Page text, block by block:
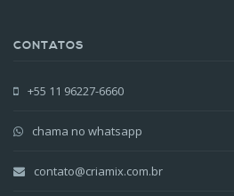
CONTATOS
+55 11 96227-6660
chama no whatsapp
contato@criamix.com.br